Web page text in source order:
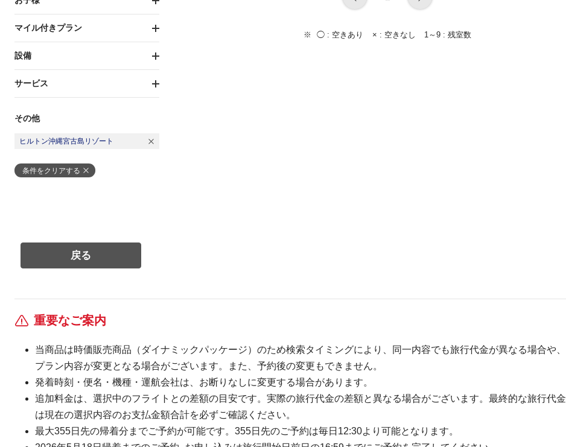
マイル付きプラン
設備
サービス
その他
ヒルトン沖縄宮古島リゾート
条件をクリアする
◯ : 空きあり × : 空きなし 1～9 : 残室数
重要なご案内
当商品は時価販売商品（ダイナミックパッケージ）のため検索タイミングにより、同一内容でも旅行代金が異なる場合や、
プラン内容が変更となる場合がございます。また、予約後の変更もできません。
発着時刻・便名・機種・運航会社は、お断りなしに変更する場合があります。
追加料金は、選択中のフライトとの差額の目安です。実際の旅行代金の差額と異なる場合がございます。最終的な旅行代金
は現在の選択内容のお支払金額合計を必ずご確認ください。
最大355日先の帰着分までご予約が可能です。355日先のご予約は毎日12:30より可能となります。